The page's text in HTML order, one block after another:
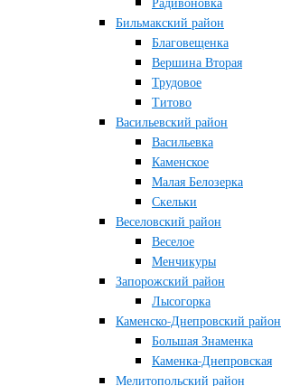
Радивоновка
Бильмакский район
Благовещенка
Вершина Вторая
Трудовое
Титово
Васильевский район
Васильевка
Каменское
Малая Белозерка
Скельки
Веселовский район
Веселое
Менчикуры
Запорожский район
Лысогорка
Каменско-Днепровский район
Большая Знаменка
Каменка-Днепровская
Мелитопольский район